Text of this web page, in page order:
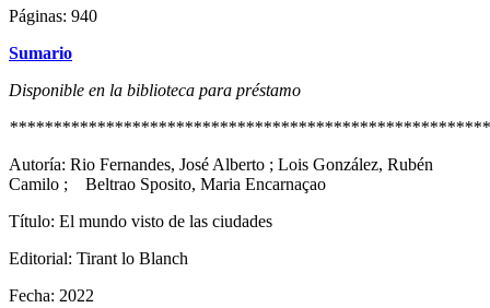
Páginas: 940
Sumario
Disponible en la biblioteca para préstamo
Autoría: Rio Fernandes, José Alberto ; Lois González, Rubén
Camilo ; Beltrao Sposito, Maria Encarnaçao
Título: El mundo visto de las ciudades
Editorial: Tirant lo Blanch
Fecha: 2022